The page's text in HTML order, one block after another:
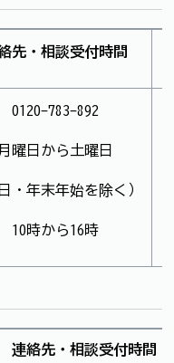
先・相談受付時間
0120-783-892
月曜日から土曜日
・年末年始を除く）
10時から16時
連絡先・相談受付時間